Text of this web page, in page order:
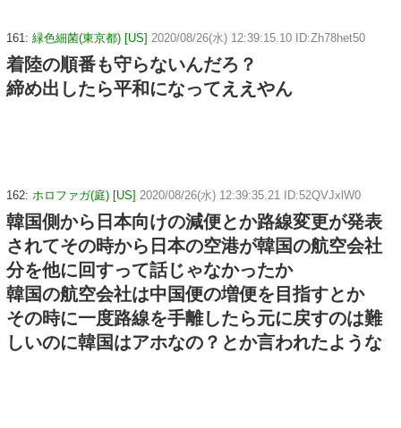
161: 緑色細菌(東京都) [US] 2020/08/26(水) 12:39:15.10 ID:Zh78het50
着陸の順番も守らないんだろ？
締め出したら平和になってええやん
162: ホロファガ(庭) [US] 2020/08/26(水) 12:39:35.21 ID:52QVJxlW0
韓国側から日本向けの減便とか路線変更が発表
されてその時から日本の空港が韓国の航空会社
分を他に回すって話じゃなかったか
韓国の航空会社は中国便の増便を目指すとか
その時に一度路線を手離したら元に戻すのは難
しいのに韓国はアホなの？とか言われたような